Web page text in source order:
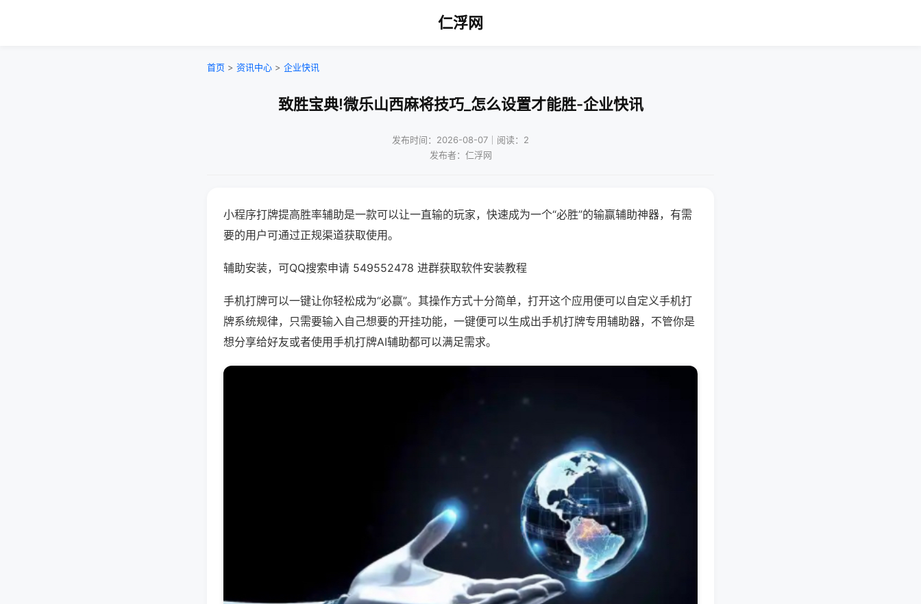
仁浮网
首页 > 资讯中心 > 企业快讯
致胜宝典!微乐山西麻将技巧_怎么设置才能胜-企业快讯
发布时间：2026-08-07｜阅读：2
发布者：仁浮网
小程序打牌提高胜率辅助是一款可以让一直输的玩家，快速成为一个“必胜”的输赢辅助神器，有需
要的用户可通过正规渠道获取使用。
辅助安装，可QQ搜索申请 549552478 进群获取软件安装教程
手机打牌可以一键让你轻松成为“必赢”。其操作方式十分简单，打开这个应用便可以自定义手机打
牌系统规律，只需要输入自己想要的开挂功能，一键便可以生成出手机打牌专用辅助器，不管你是
想分享给好友或者使用手机打牌AI辅助都可以满足需求。